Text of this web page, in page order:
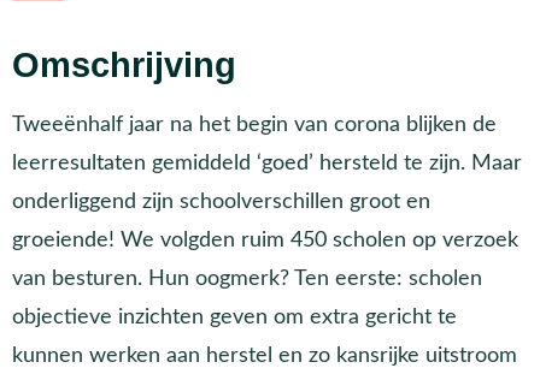
Omschrijving
Tweeënhalf jaar na het begin van corona blijken de
leerresultaten gemiddeld ‘goed’ hersteld te zijn. Maar
onderliggend zijn schoolverschillen groot en
groeiende! We volgden ruim 450 scholen op verzoek
van besturen. Hun oogmerk? Ten eerste: scholen
objectieve inzichten geven om extra gericht te
kunnen werken aan herstel en zo kansrijke uitstroom